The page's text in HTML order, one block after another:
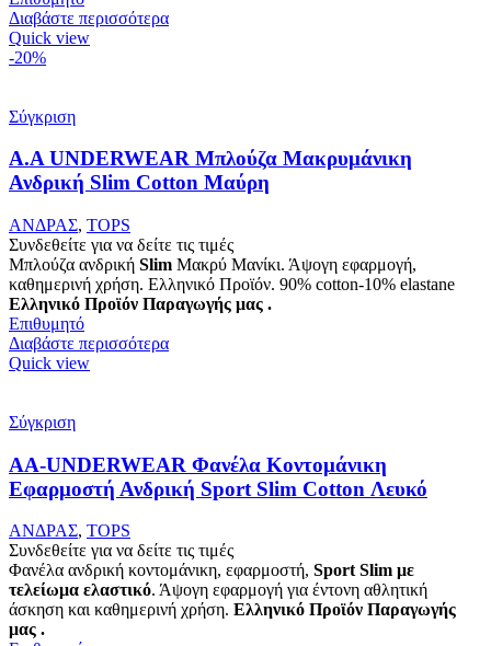
Διαβάστε περισσότερα
Quick view
-20%
Σύγκριση
A.A UNDERWEAR Μπλούζα Μακρυμάνικη
Ανδρική Slim Cotton Μαύρη
ΑΝΔΡΑΣ, TOPS
Συνδεθείτε για να δείτε τις τιμές
Μπλούζα ανδρική Slim Μακρύ Μανίκι. Άψογη εφαρμογή,
καθημερινή χρήση. Ελληνικό Προϊόν. 90% cotton-10% elastane
Ελληνικό Προϊόν Παραγωγής μας .
Επιθυμητό
Διαβάστε περισσότερα
Quick view
Σύγκριση
AA-UNDERWEAR Φανέλα Κοντομάνικη
Εφαρμοστή Ανδρική Sport Slim Cotton Λευκό
ΑΝΔΡΑΣ, TOPS
Συνδεθείτε για να δείτε τις τιμές
Φανέλα ανδρική κοντομάνικη, εφαρμοστή, Sport Slim με
τελείωμα ελαστικό. Άψογη εφαρμογή για έντονη αθλητική
άσκηση και καθημερινή χρήση. Ελληνικό Προϊόν Παραγωγής
μας .